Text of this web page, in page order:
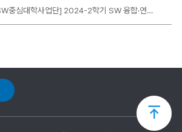
심대학사업단] 2024-2학기 SW 융합·연계전공 이수 신청 및 혜택 안내(~7.17.)
상